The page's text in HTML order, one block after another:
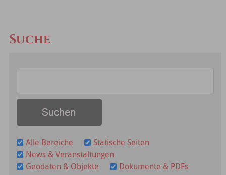
Suche
Alle Bereiche
Statische Seiten
News & Veranstaltungen
Geodaten & Objekte
Dokumente & PDFs